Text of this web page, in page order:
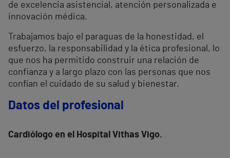
de excelencia asistencial, atención personalizada e
innovación médica.
Trabajamos bajo el paraguas de la honestidad, el
esfuerzo, la responsabilidad y la ética profesional, lo
que nos ha permitido construir una relación de
confianza y a largo plazo con las personas que nos
confían el cuidado de su salud y bienestar.
Datos del profesional
Cardiólogo en el Hospital Vithas Vigo.